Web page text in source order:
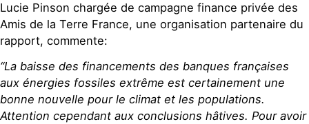
Lucie Pinson chargée de campagne finance privée des
Amis de la Terre France, une organisation partenaire du
rapport, commente:
“La baisse des financements des banques françaises
aux énergies fossiles extrême est certainement une
bonne nouvelle pour le climat et les populations.
Attention cependant aux conclusions hâtives. Pour avoir